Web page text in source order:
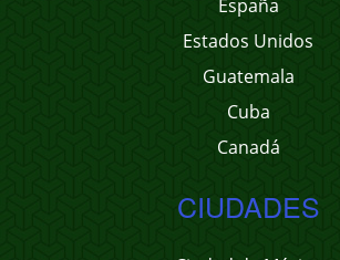
España
Estados Unidos
Guatemala
Cuba
Canadá
CIUDADES